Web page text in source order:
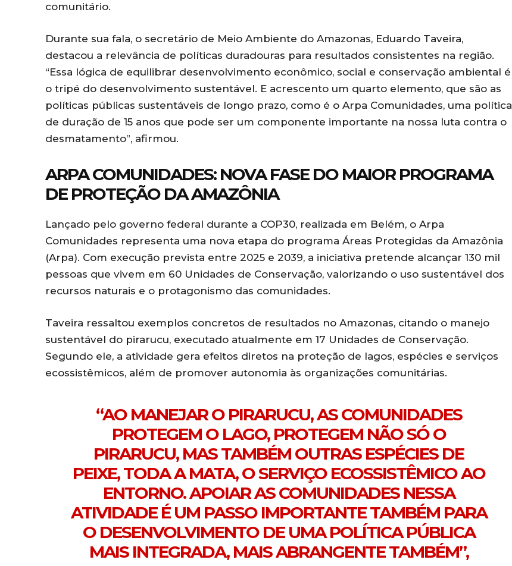
comunitário.
Durante sua fala, o secretário de Meio Ambiente do Amazonas, Eduardo Taveira,
destacou a relevância de políticas duradouras para resultados consistentes na região.
“Essa lógica de equilibrar desenvolvimento econômico, social e conservação ambiental é
o tripé do desenvolvimento sustentável. E acrescento um quarto elemento, que são as
políticas públicas sustentáveis de longo prazo, como é o Arpa Comunidades, uma política
de duração de 15 anos que pode ser um componente importante na nossa luta contra o
desmatamento”, afirmou.
ARPA COMUNIDADES: NOVA FASE DO MAIOR PROGRAMA
DE PROTEÇÃO DA AMAZÔNIA
Lançado pelo governo federal durante a COP30, realizada em Belém, o Arpa
Comunidades representa uma nova etapa do programa Áreas Protegidas da Amazônia
(Arpa). Com execução prevista entre 2025 e 2039, a iniciativa pretende alcançar 130 mil
pessoas que vivem em 60 Unidades de Conservação, valorizando o uso sustentável dos
recursos naturais e o protagonismo das comunidades.
Taveira ressaltou exemplos concretos de resultados no Amazonas, citando o manejo
sustentável do pirarucu, executado atualmente em 17 Unidades de Conservação.
Segundo ele, a atividade gera efeitos diretos na proteção de lagos, espécies e serviços
ecossistêmicos, além de promover autonomia às organizações comunitárias.
“AO MANEJAR O PIRARUCU, AS COMUNIDADES
PROTEGEM O LAGO, PROTEGEM NÃO SÓ O
PIRARUCU, MAS TAMBÉM OUTRAS ESPÉCIES DE
PEIXE, TODA A MATA, O SERVIÇO ECOSSISTÊMICO AO
ENTORNO. APOIAR AS COMUNIDADES NESSA
ATIVIDADE É UM PASSO IMPORTANTE TAMBÉM PARA
O DESENVOLVIMENTO DE UMA POLÍTICA PÚBLICA
MAIS INTEGRADA, MAIS ABRANGENTE TAMBÉM”,